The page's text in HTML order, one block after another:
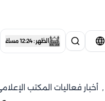
الظهر : 12:24 مساءً
, أخبار فعاليات المكتب